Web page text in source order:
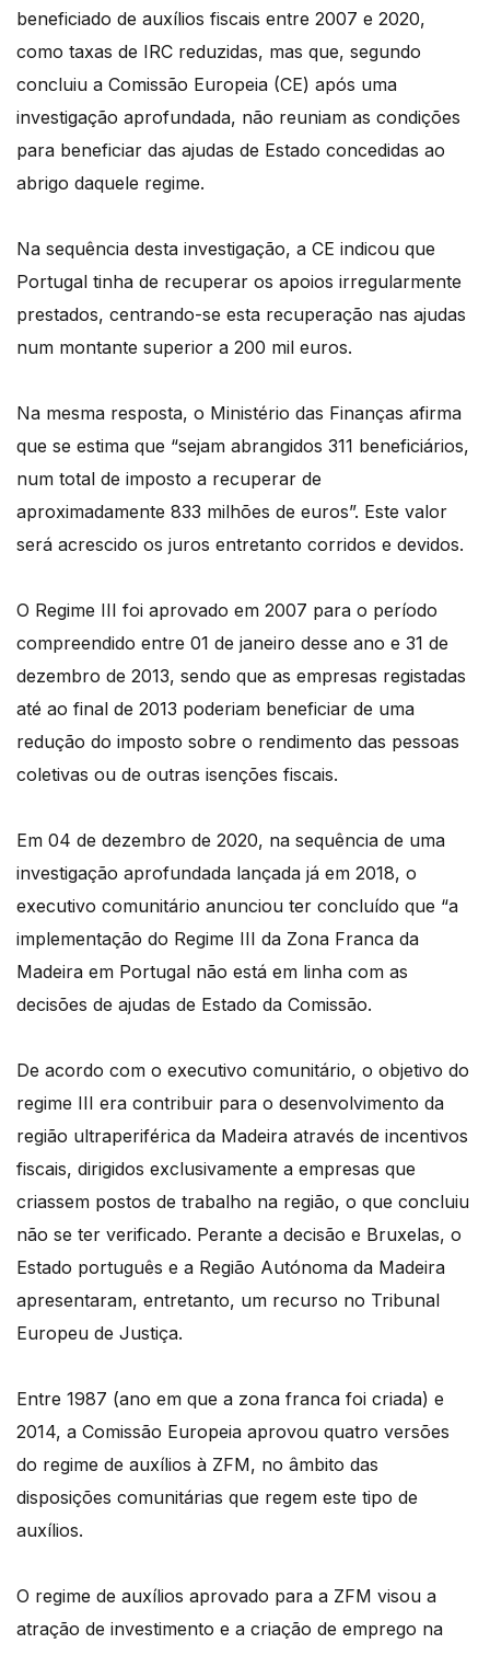
beneficiado de auxílios fiscais entre 2007 e 2020,
como taxas de IRC reduzidas, mas que, segundo
concluiu a Comissão Europeia (CE) após uma
investigação aprofundada, não reuniam as condições
para beneficiar das ajudas de Estado concedidas ao
abrigo daquele regime.
Na sequência desta investigação, a CE indicou que
Portugal tinha de recuperar os apoios irregularmente
prestados, centrando-se esta recuperação nas ajudas
num montante superior a 200 mil euros.
Na mesma resposta, o Ministério das Finanças afirma
que se estima que “sejam abrangidos 311 beneficiários,
num total de imposto a recuperar de
aproximadamente 833 milhões de euros”. Este valor
será acrescido os juros entretanto corridos e devidos.
O Regime III foi aprovado em 2007 para o período
compreendido entre 01 de janeiro desse ano e 31 de
dezembro de 2013, sendo que as empresas registadas
até ao final de 2013 poderiam beneficiar de uma
redução do imposto sobre o rendimento das pessoas
coletivas ou de outras isenções fiscais.
Em 04 de dezembro de 2020, na sequência de uma
investigação aprofundada lançada já em 2018, o
executivo comunitário anunciou ter concluído que “a
implementação do Regime III da Zona Franca da
Madeira em Portugal não está em linha com as
decisões de ajudas de Estado da Comissão.
De acordo com o executivo comunitário, o objetivo do
regime III era contribuir para o desenvolvimento da
região ultraperiférica da Madeira através de incentivos
fiscais, dirigidos exclusivamente a empresas que
criassem postos de trabalho na região, o que concluiu
não se ter verificado. Perante a decisão e Bruxelas, o
Estado português e a Região Autónoma da Madeira
apresentaram, entretanto, um recurso no Tribunal
Europeu de Justiça.
Entre 1987 (ano em que a zona franca foi criada) e
2014, a Comissão Europeia aprovou quatro versões
do regime de auxílios à ZFM, no âmbito das
disposições comunitárias que regem este tipo de
auxílios.
O regime de auxílios aprovado para a ZFM visou a
atração de investimento e a criação de emprego na